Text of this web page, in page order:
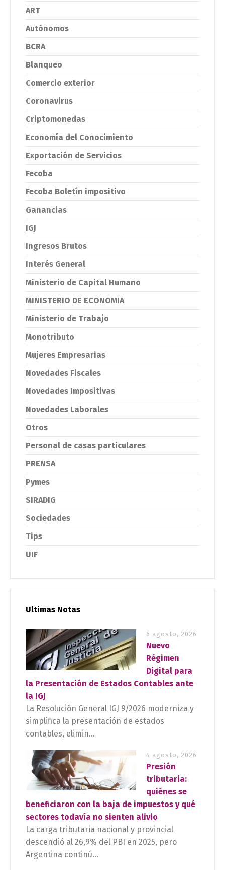
ART
Autónomos
BCRA
Blanqueo
Comercio exterior
Coronavirus
Criptomonedas
Economía del Conocimiento
Exportación de Servicios
Fecoba
Fecoba Boletín impositivo
Ganancias
IGJ
Ingresos Brutos
Interés General
Ministerio de Capital Humano
MINISTERIO DE ECONOMIA
Ministerio de Trabajo
Monotributo
Mujeres Empresarias
Novedades Fiscales
Novedades Impositivas
Novedades Laborales
Otros
Personal de casas particulares
PRENSA
Pymes
SIRADIG
Sociedades
Tips
UIF
Ultimas Notas
6 agosto, 2026
Nuevo
Régimen
Digital para
la Presentación de Estados Contables ante
la IGJ
La Resolución General IGJ 9/2026 moderniza y
simplifica la presentación de estados
contables, elimin...
4 agosto, 2026
Presión
tributaria:
quiénes se
beneficiaron con la baja de impuestos y qué
sectores todavía no sienten alivio
La carga tributaria nacional y provincial
descendió al 26,9% del PBI en 2025, pero
Argentina continú...